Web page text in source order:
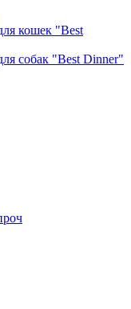
кошек "Best
собак "Best Dinner"